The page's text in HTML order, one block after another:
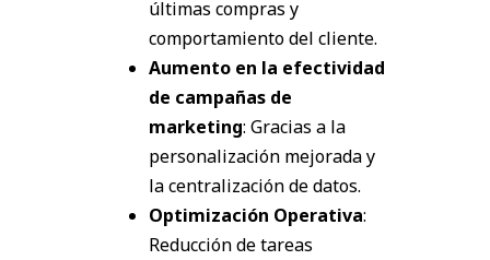
últimas compras y
comportamiento del cliente.
Aumento en la efectividad
de campañas de
marketing: Gracias a la
personalización mejorada y
la centralización de datos.
Optimización Operativa:
Reducción de tareas